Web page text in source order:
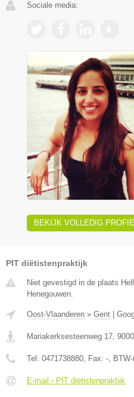
Sociale media:
BEKIJK VOLLEDIG
PIT diëtistenpraktijk
Niet gevestigd in de plaats
Henegouwen.
Oost-Vlaanderen » Gent |
Mariakerksesteenweg 17 9000
Tel: 0471738880 , Fax: - ,
E-mail › PIT diëtistenpraktijk